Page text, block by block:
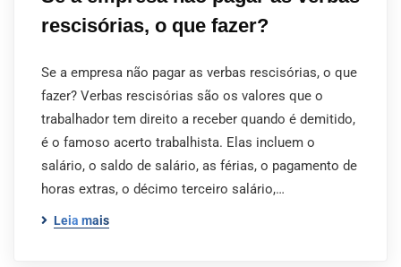
rescisórias, o que fazer?
Se a empresa não pagar as verbas rescisórias, o que
fazer? Verbas rescisórias são os valores que o
trabalhador tem direito a receber quando é demitido,
é o famoso acerto trabalhista. Elas incluem o
salário, o saldo de salário, as férias, o pagamento de
horas extras, o décimo terceiro salário,…
Leia mais